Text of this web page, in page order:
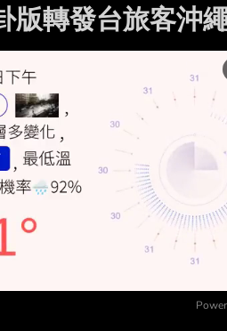
版轉發台旅客沖